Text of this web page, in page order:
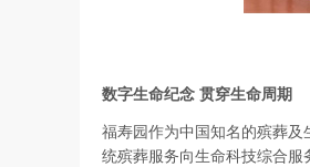
数字生命纪念 贯穿生命周期
福寿园作为中国知名的殡葬
统殡葬服务向生命科技综合